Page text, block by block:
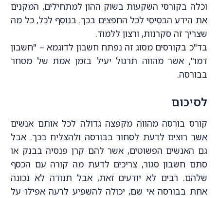
וכלה בקורסי השקעות בשוק ההון למתחילים, המקנים
את הידע הבסיסי לכל החפצים בכך. בנוסף לכל, כל מה
שצריך זה סקרנות, ורצון ללמוד.
בד"כ בקורסים מסוג זה נפתח חשבון לדוגמא – "חשבון
דמו", אשר מהווה תרגול יעיל בזמן אמת של מסחר
בבורסה.
לסיכום
קורס בורסה מהווה מקפצה גדולה לכל אותם אנשים
אשר רוצים לדעת לסחור בבורסה ולהצליח בכך. אבל
גם האנשים הפשוטים, אשר להם קרן פנסיה בבנק או
סתם חשבון סגור, צריכים לדעת מה קורה עם הכסף
שלהם. רבים לא יודעים זאת, אבל תנודה לא נכונה
אחת בבורסה אי שם, יכולה להשפיע לרעה אפילו על